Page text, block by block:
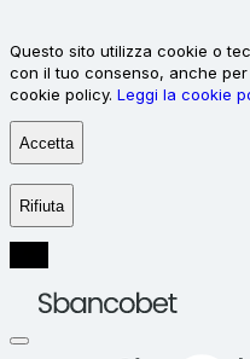
Questo sito utilizza cookie o
con il tuo consenso, anche
cookie policy. Leggi la cookie
Accetta
Rifiuta